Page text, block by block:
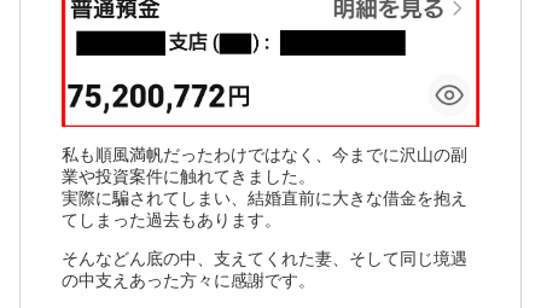
私も順風満帆だったわけではなく、今までに沢山の副
業や投資案件に触れてきました。
実際に騙されてしまい、結婚直前に大きな借金を抱え
てしまった過去もあります。
そんなどん底の中、支えてくれた妻、そして同じ境遇
の中支えあった方々に感謝です。